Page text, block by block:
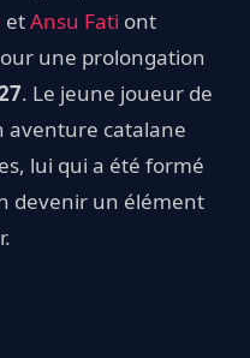
etAnsu Fati ont
une prolongation
. Le jeune joueur de
aventure catalane
lui qui a été formé
devenir un élément